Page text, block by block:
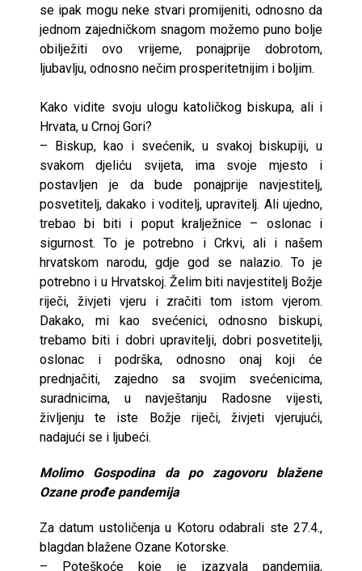
se ipak mogu neke stvari promijeniti, odnosno da
jednom zajedničkom snagom možemo puno bolje
obilježiti ovo vrijeme, ponajprije dobrotom,
ljubavlju, odnosno nečim prosperitetnijim i boljim.
Kako vidite svoju ulogu katoličkog biskupa, ali i
Hrvata, u Crnoj Gori?
– Biskup, kao i svećenik, u svakoj biskupiji, u
svakom djeliću svijeta, ima svoje mjesto i
postavljen je da bude ponajprije navjestitelj,
posvetitelj, dakako i voditelj, upravitelj. Ali ujedno,
trebao bi biti i poput kralježnice – oslonac i
sigurnost. To je potrebno i Crkvi, ali i našem
hrvatskom narodu, gdje god se nalazio. To je
potrebno i u Hrvatskoj. Želim biti navjestitelj Božje
riječi, živjeti vjeru i zračiti tom istom vjerom.
Dakako, mi kao svećenici, odnosno biskupi,
trebamo biti i dobri upravitelji, dobri posvetitelji,
oslonac i podrška, odnosno onaj koji će
prednjačiti, zajedno sa svojim svećenicima,
suradnicima, u navještanju Radosne vijesti,
življenju te iste Božje riječi, živjeti vjerujući,
nadajući se i ljubeći.
Molimo Gospodina da po zagovoru blažene
Ozane prođe pandemija
Za datum ustoličenja u Kotoru odabrali ste 27.4.,
blagdan blažene Ozane Kotorske.
– Poteškoće koje je izazvala pandemija,